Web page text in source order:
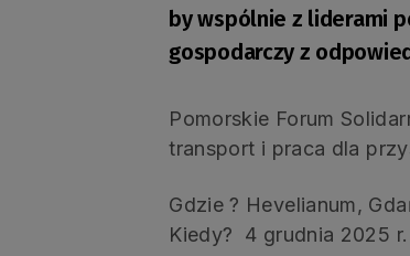
by wspólnie z liderami
gospodarczy z
Pomorskie Forum
transport i praca dla
Gdzie ? Hevelianum,
Kiedy? 4 grudnia 2025 r.